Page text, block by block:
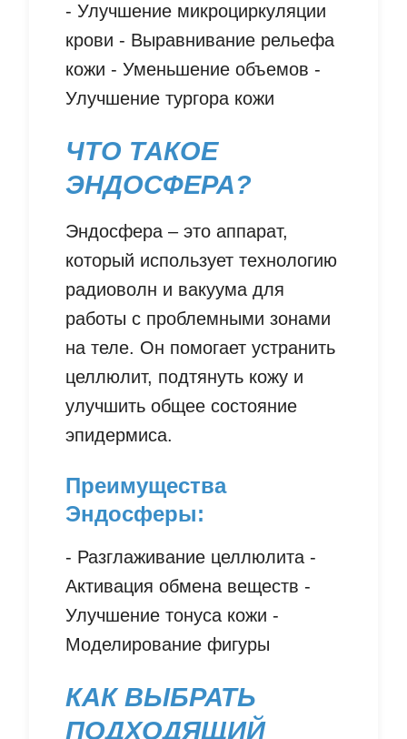
- Улучшение микроциркуляции
крови - Выравнивание рельефа
кожи - Уменьшение объемов -
Улучшение тургора кожи
ЧТО ТАКОЕ
ЭНДОСФЕРА?
Эндосфера – это аппарат,
который использует технологию
радиоволн и вакуума для
работы с проблемными зонами
на теле. Он помогает устранить
целлюлит, подтянуть кожу и
улучшить общее состояние
эпидермиса.
Преимущества
Эндосферы:
- Разглаживание целлюлита -
Активация обмена веществ -
Улучшение тонуса кожи -
Моделирование фигуры
КАК ВЫБРАТЬ
ПОДХОДЯЩИЙ